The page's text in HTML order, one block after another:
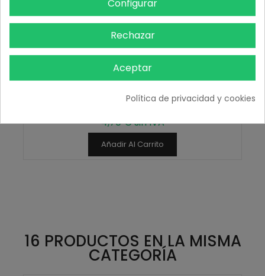
5,69 € IVA inc.
4,70 € sin IVA
Añadir Al Carrito
16 PRODUCTOS EN LA MISMA
CATEGORÍA
Configurar
Rechazar
Aceptar
Política de privacidad y cookies